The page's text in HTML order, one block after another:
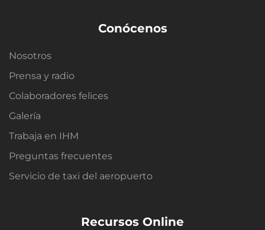
Conócenos
Nosotros
Prensa y radio
Colaboradores felices
Galería
Trabaja en IHM
Preguntas frecuentes
Servicio de taxi del aeropuerto
Recursos Online